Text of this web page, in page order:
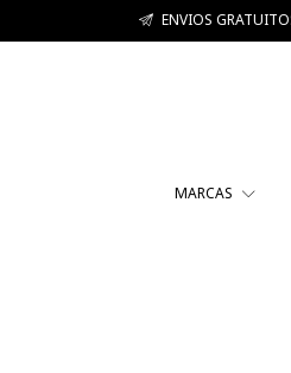
ENVIOS
MARCAS